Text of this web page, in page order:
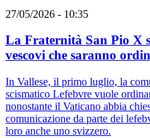
27/05/2026 - 10:35
La Fraternità San Pio X
vescovi che saranno
In Vallese, il primo luglio, la
scismatico Lefebvre vuole
nonostante il Vaticano abbia
comunicazione da parte dei
loro anche uno svizzero.